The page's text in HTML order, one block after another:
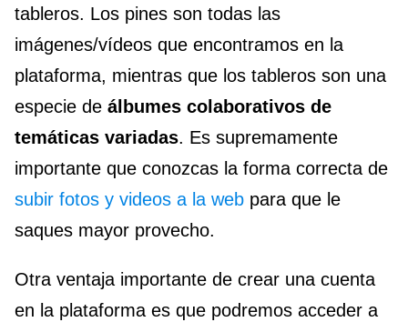
tableros. Los pines son todas las
imágenes/vídeos que encontramos en la
plataforma, mientras que los tableros son una
especie de álbumes colaborativos de
temáticas variadas. Es supremamente
importante que conozcas la forma correcta de
subir fotos y videos a la web para que le
saques mayor provecho.
Otra ventaja importante de crear una cuenta
en la plataforma es que podremos acceder a